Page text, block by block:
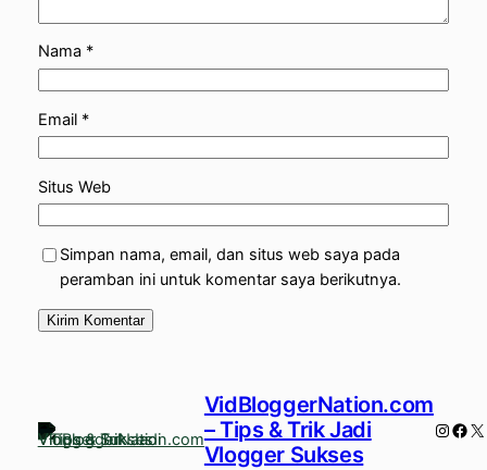
Nama *
Email *
Situs Web
Simpan nama, email, dan situs web saya pada
peramban ini untuk komentar saya berikutnya.
VidBloggerNation.com
– Tips & Trik Jadi
Vlogger Sukses
X